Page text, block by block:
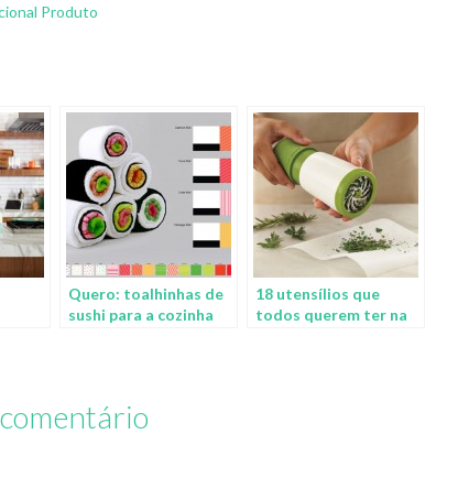
Produto
Quero: toalhinhas de
sushi para a cozinha
18 utensílios que
todos querem ter na